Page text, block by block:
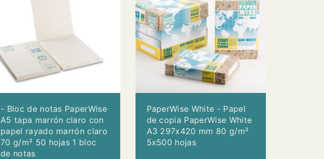
- Bloc de notas PaperWise
A5 tapa marrón claro con
papel rayado marrón claro
70 g/m² 50 hojas 1 bloc
de notas
PaperWise White - Papel
de copia PaperWise White
A3 297x420 mm 80 g/m²
5x500 hojas